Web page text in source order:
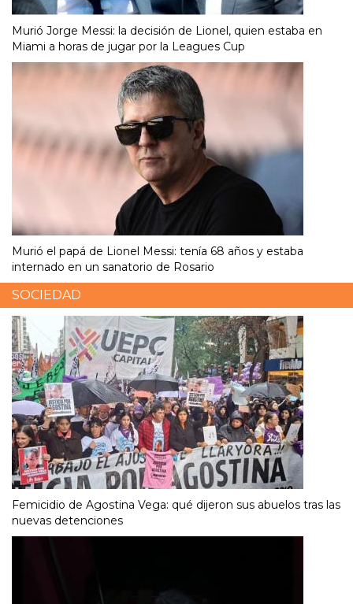
Murió Jorge Messi: la decisión de Lionel, quien estaba en
Miami a horas de jugar por la Leagues Cup
Murió el papá de Lionel Messi: tenía 68 años y estaba
internado en un sanatorio de Rosario
SOCIEDAD
Femicidio de Agostina Vega: qué dijeron sus abuelos tras las
nuevas detenciones